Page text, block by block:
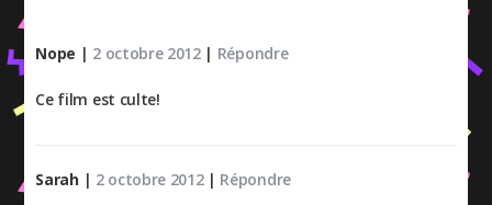
Nope | 2 octobre 2012| Répondre
Ce film est culte!
Sarah | 2 octobre 2012| Répondre